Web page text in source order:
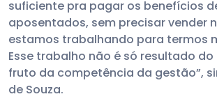
suficiente pra pagar os benefícios
aposentados, sem precisar vender
estamos trabalhando para termos
Esse trabalho não é só resultado do
fruto da competência da gestão”,
de Souza.